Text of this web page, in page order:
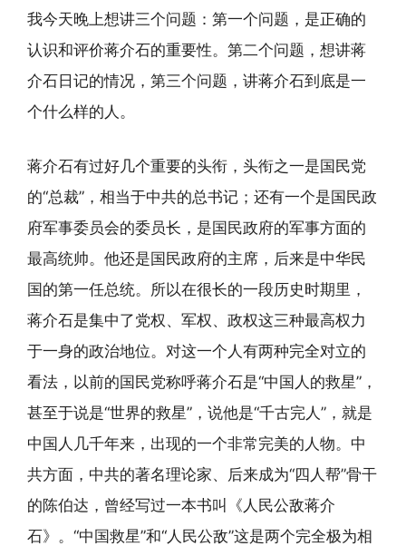
我今天晚上想讲三个问题：第一个问题，是正确的
认识和评价蒋介石的重要性。第二个问题，想讲蒋
介石日记的情况，第三个问题，讲蒋介石到底是一
个什么样的人。
蒋介石有过好几个重要的头衔，头衔之一是国民党
的“总裁”，相当于中共的总书记；还有一个是国民政
府军事委员会的委员长，是国民政府的军事方面的
最高统帅。他还是国民政府的主席，后来是中华民
国的第一任总统。所以在很长的一段历史时期里，
蒋介石是集中了党权、军权、政权这三种最高权力
于一身的政治地位。对这一个人有两种完全对立的
看法，以前的国民党称呼蒋介石是“中国人的救星”，
甚至于说是“世界的救星”，说他是“千古完人”，就是
中国人几千年来，出现的一个非常完美的人物。中
共方面，中共的著名理论家、后来成为“四人帮”骨干
的陈伯达，曾经写过一本书叫《人民公敌蒋介
石》。“中国救星”和“人民公敌”这是两个完全极为相